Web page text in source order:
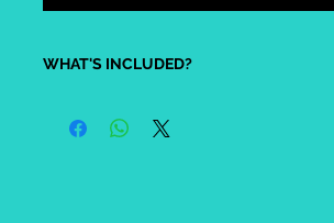
WHAT'S INCLUDED?